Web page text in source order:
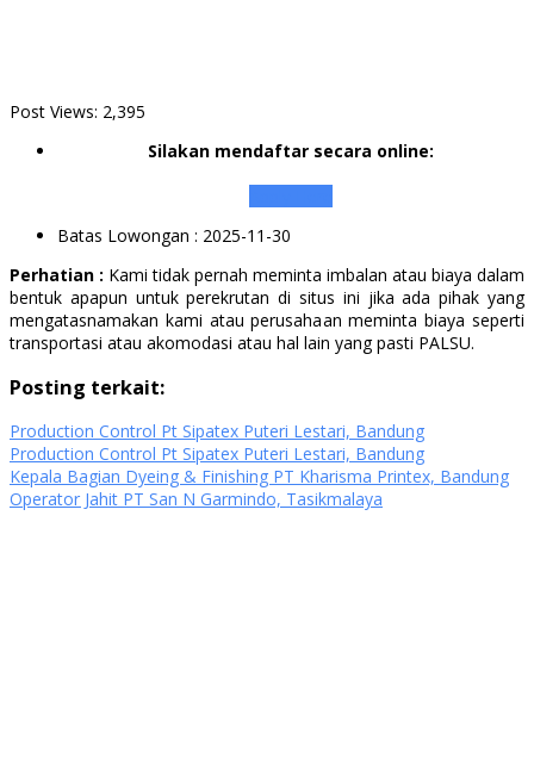
Post Views: 2,395
Silakan mendaftar secara online:
Batas Lowongan : 2025-11-30
Perhatian : Kami tidak pernah meminta imbalan atau biaya dalam
bentuk apapun untuk perekrutan di situs ini jika ada pihak yang
mengatasnamakan kami atau perusahaan meminta biaya seperti
transportasi atau akomodasi atau hal lain yang pasti PALSU.
Posting terkait:
Production Control Pt Sipatex Puteri Lestari, Bandung
Production Control Pt Sipatex Puteri Lestari, Bandung
Kepala Bagian Dyeing & Finishing PT Kharisma Printex, Bandung
Operator Jahit PT San N Garmindo, Tasikmalaya